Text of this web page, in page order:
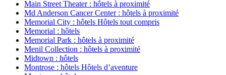
Main Street Theater : hôtels à proximité
Md Anderson Cancer Center : hôtels à proximité
Memorial City : hôtels Hôtels tout compris
Memorial : hôtels
Memorial Park : hôtels à proximité
Menil Collection : hôtels à proximité
Midtown : hôtels
Montrose : hôtels Hôtels d’aventure